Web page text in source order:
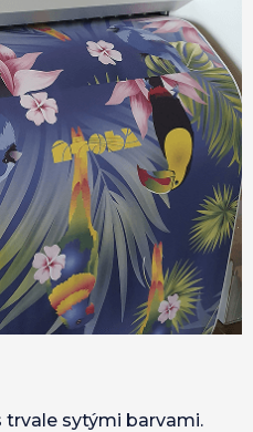
sytými barvami.